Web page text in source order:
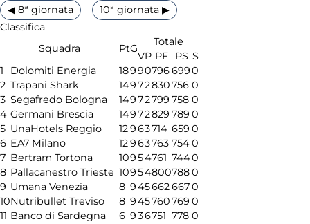
◀ 8ª giornata
10ª giornata ▶
Classifica
Squadra
PtG
Totale
VP PF PS S
1
Dolomiti Energia 189907966990
2 Trapani Shark 14972830756 0
3 Segafredo Bologna 14972799 758 0
4 Germani Brescia 14972829 789 0
5 UnaHotels Reggio 12963714 659 0
6 EA7 Milano 12963763 7540
7 Bertram Tortona 10954761 7440
8 Pallacanestro Trieste 109548007880
9 Umana Venezia 8 9456626670
10Nutribullet Treviso 8 945760769 0
11 Banco di Sardegna 6 936751 778 0